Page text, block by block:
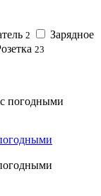
2
Зарядное
23